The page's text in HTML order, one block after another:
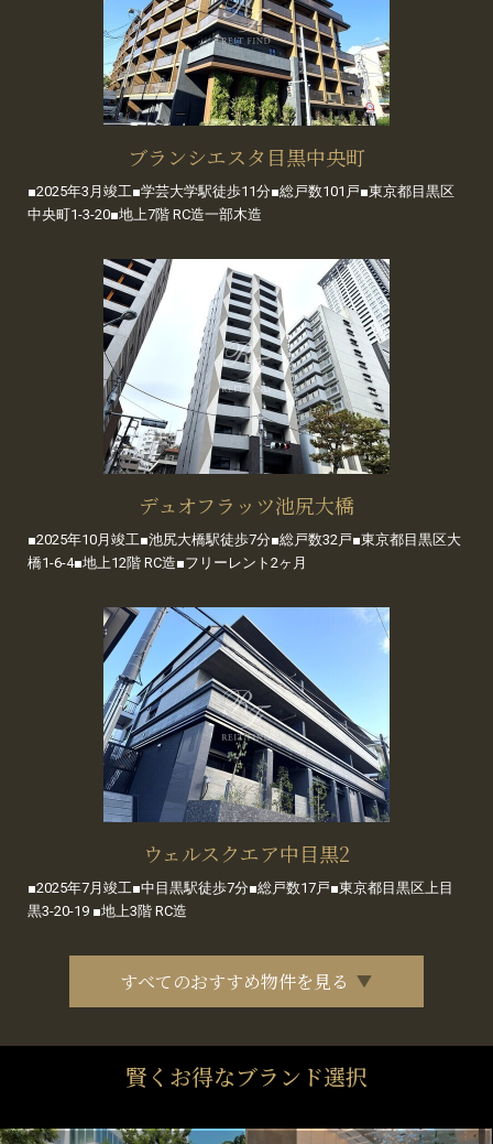
ブランシエスタ目黒中央町
■2025年3月竣工■学芸大学駅徒歩11分■総戸数101戸■東京都目黒区
中央町1-3-20■地上7階 RC造一部木造
デュオフラッツ池尻大橋
■2025年10月竣工■池尻大橋駅徒歩7分■総戸数32戸■東京都目黒区大
橋1-6-4■地上12階 RC造■フリーレント2ヶ月
ウェルスクエア中目黒2
■2025年7月竣工■中目黒駅徒歩7分■総戸数17戸■東京都目黒区上目
黒3-20-19 ■地上3階 RC造
すべてのおすすめ物件を見る
賢くお得なブランド選択